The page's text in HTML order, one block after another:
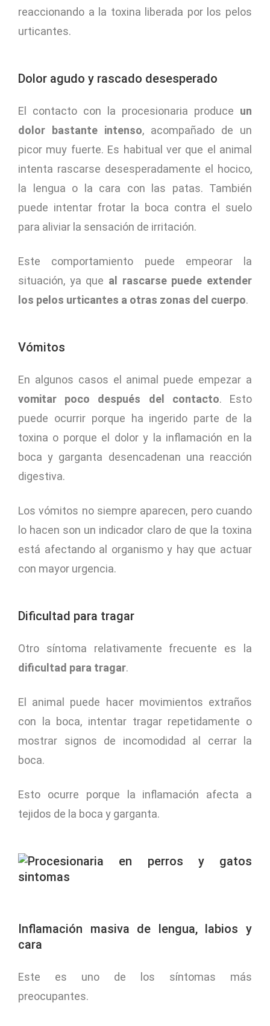
reaccionando a la toxina liberada por los pelos
urticantes.
Dolor agudo y rascado desesperado
El contacto con la procesionaria produce un
dolor bastante intenso, acompañado de un
picor muy fuerte. Es habitual ver que el animal
intenta rascarse desesperadamente el hocico,
la lengua o la cara con las patas. También
puede intentar frotar la boca contra el suelo
para aliviar la sensación de irritación.
Este comportamiento puede empeorar la
situación, ya que al rascarse puede extender
los pelos urticantes a otras zonas del cuerpo.
Vómitos
En algunos casos el animal puede empezar a
vomitar poco después del contacto. Esto
puede ocurrir porque ha ingerido parte de la
toxina o porque el dolor y la inflamación en la
boca y garganta desencadenan una reacción
digestiva.
Los vómitos no siempre aparecen, pero cuando
lo hacen son un indicador claro de que la toxina
está afectando al organismo y hay que actuar
con mayor urgencia.
Dificultad para tragar
Otro síntoma relativamente frecuente es la
dificultad para tragar.
El animal puede hacer movimientos extraños
con la boca, intentar tragar repetidamente o
mostrar signos de incomodidad al cerrar la
boca.
Esto ocurre porque la inflamación afecta a
tejidos de la boca y garganta.
Inflamación masiva de lengua, labios y
cara
Este es uno de los síntomas más
preocupantes.